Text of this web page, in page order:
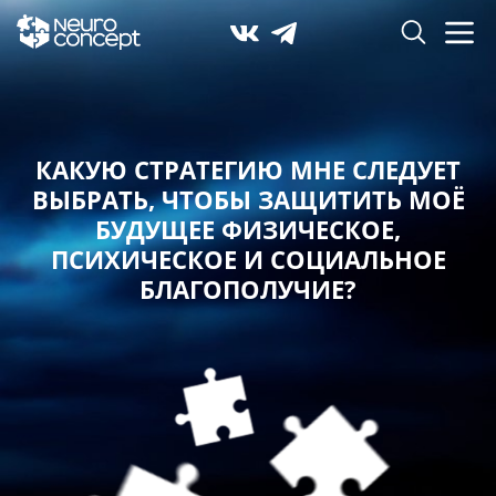
КАКУЮ СТРАТЕГИЮ МНЕ СЛЕДУЕТ
ВЫБРАТЬ,ЧТОБЫ ЗАЩИТИТЬ МОЁ
БУДУЩЕЕ ФИЗИЧЕСКОЕ,
ПСИХИЧЕСКОЕ И СОЦИАЛЬНОЕ
БЛАГОПОЛУЧИЕ?